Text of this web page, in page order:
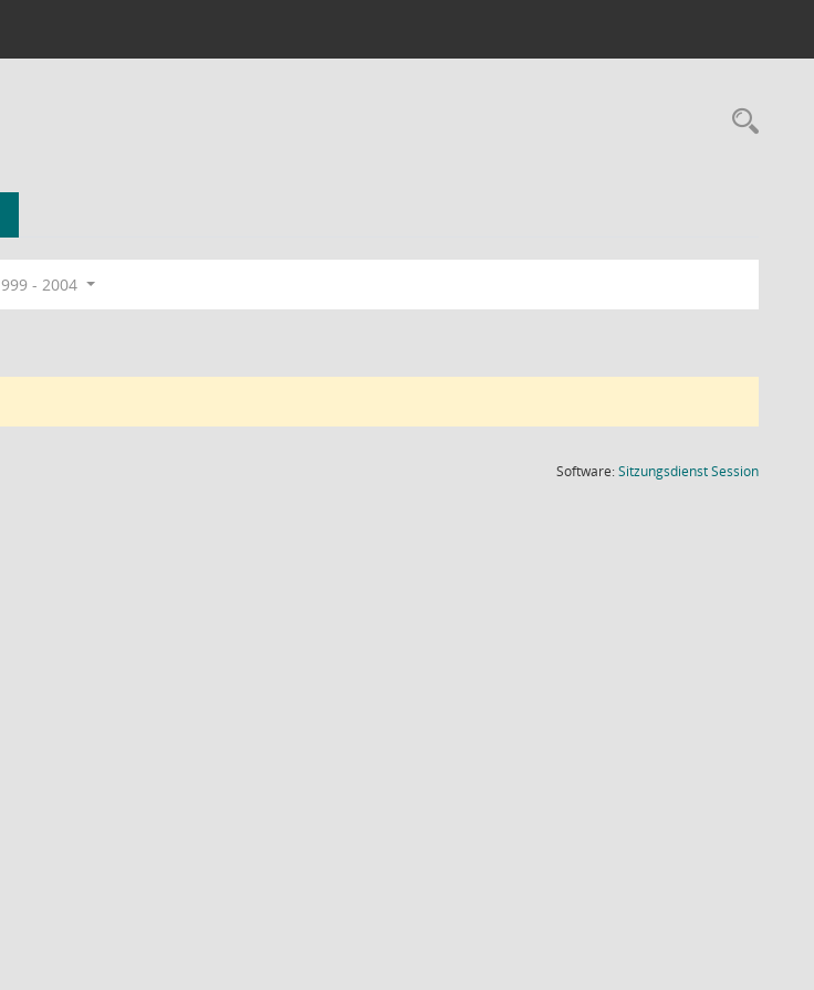
- 2004
Software:SitzungsdienstSession(Wird in